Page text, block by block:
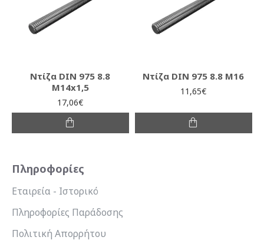
Ντίζα DIN 975 8.8
M14x1,5
17,06€
Ντίζα DIN 975 8.8 M16
11,65€
Πληροφορίες
Εταιρεία - Ιστορικό
Πληροφορίες Παράδοσης
Πολιτική Απορρήτου